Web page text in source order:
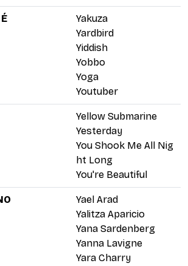
Yakuza
Yardbird
Yiddish
Yobbo
Yoga
Youtuber
Yellow Submarine
Yesterday
You Shook Me All Nig
ht Long
You're Beautiful
Yael Arad
Yalitza Aparicio
Yana Sardenberg
Yanna Lavigne
Yara Charry